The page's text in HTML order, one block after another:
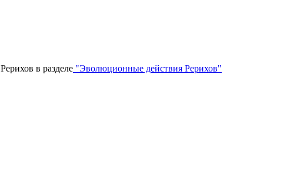
в разделе "Эволюционные действия Рерихов"